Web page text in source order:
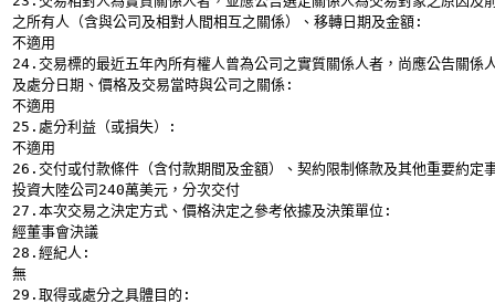
之所有人（含與公司及相對人間相互之關係）、移轉日期及金額:
不適用
24.交易標的最近五年內所有權人曾為公司之實質關係人者，尚應公告關係
及處分日期、價格及交易當時與公司之關係:
不適用
25.處分利益（或損失）:
不適用
26.交付或付款條件（含付款期間及金額）、契約限制條款及其他重要約定
投資大陸公司240萬美元，分次交付
27.本次交易之決定方式、價格決定之參考依據及決策單位:
經董事會決議
28.經紀人:
無
29.取得或處分之具體目的: